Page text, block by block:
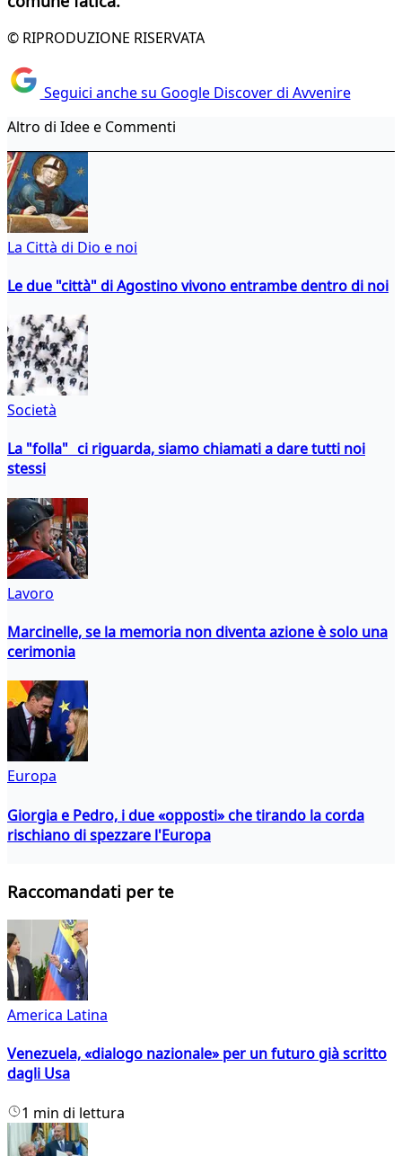
© RIPRODUZIONE RISERVATA
Seguici anche su Google Discover di Avvenire
Altro di Idee e Commenti
La Città di Dio e noi
Le due "città" di Agostino vivono entrambe dentro di noi
Società
La "folla" ci riguarda, siamo chiamati a dare tutti noi
stessi
Lavoro
Marcinelle, se la memoria non diventa azione è solo una
cerimonia
Europa
Giorgia e Pedro, i due «opposti» che tirando la corda
rischiano di spezzare l'Europa
Raccomandati per te
America Latina
Venezuela, «dialogo nazionale» per un futuro già scritto
dagli Usa
1 min di lettura